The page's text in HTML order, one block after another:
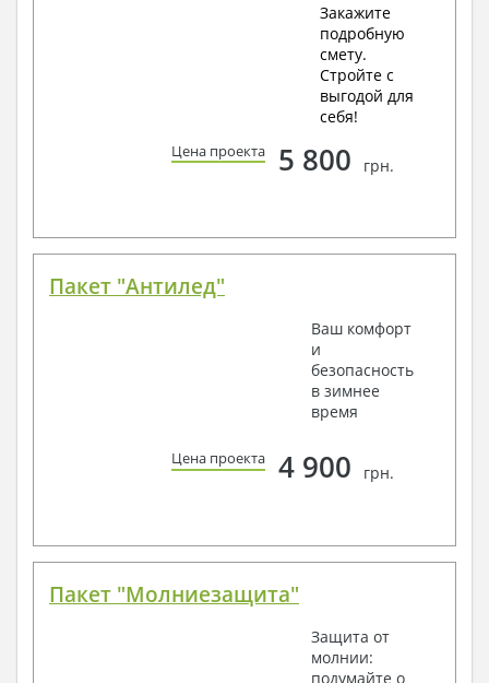
Закажите
подробную
смету.
Стройте с
выгодой для
себя!
Цена проекта 5 800 грн.
Пакет "Антилед"
Ваш комфорт
и
безопасность
в зимнее
время
Цена проекта 4 900 грн.
Пакет "Молниезащита"
Защита от
молнии:
подумайте о